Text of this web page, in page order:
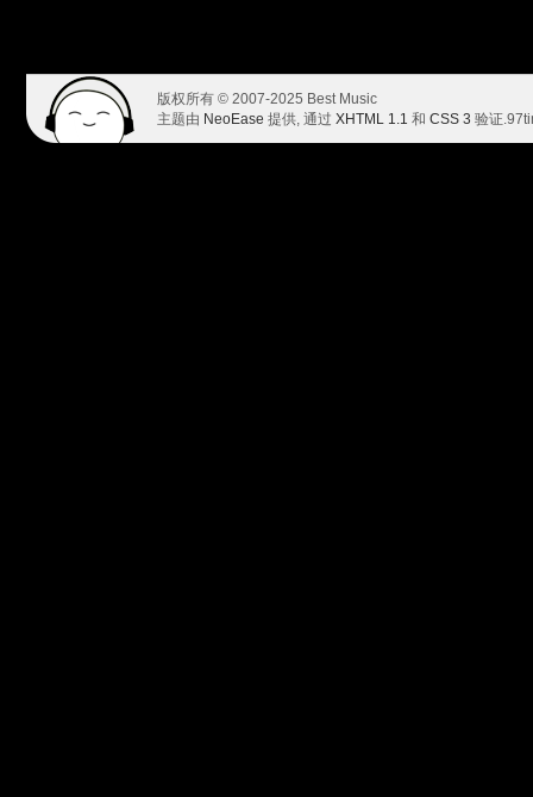
版权所有 © 2007-2025 Best Music
主题由 NeoEase 提供, 通过 XHTML 1.1 和 CSS 3 验证.